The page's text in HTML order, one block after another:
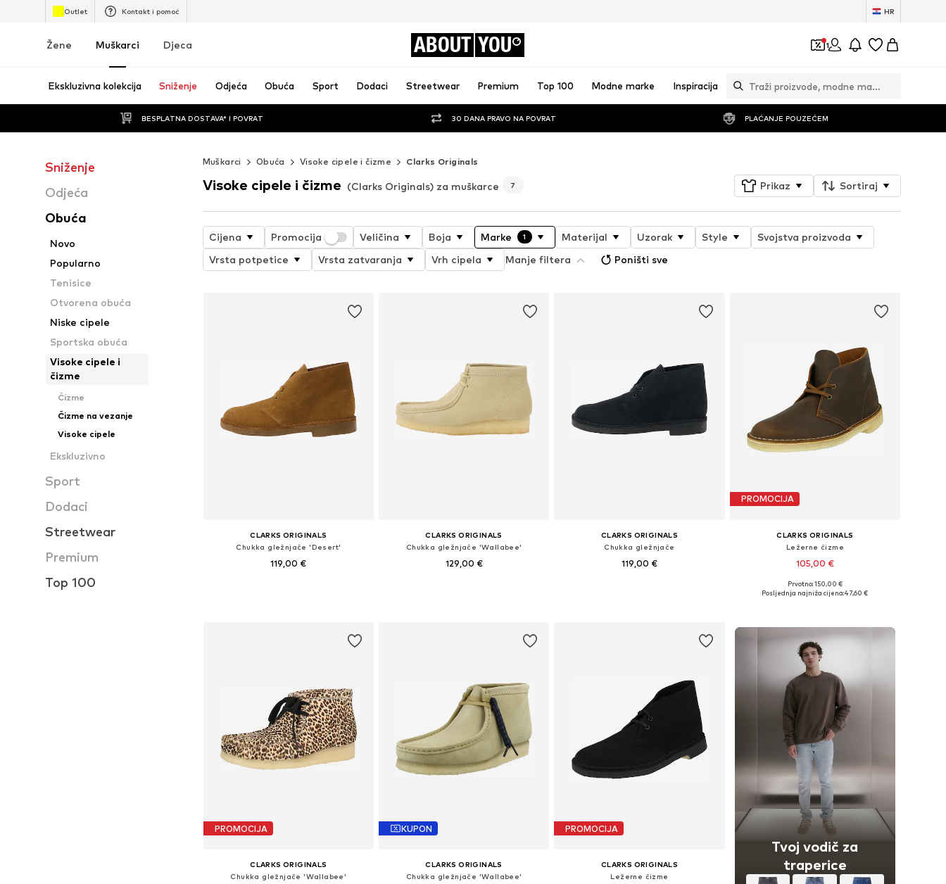
Outlet Kontakt i pomoć HR
Žene Muškarci Djeca ABOUT YOU 1
Ekskluzivna kolekcija Sniženje Odjeća Obuća Sport Dodaci Streetwear Premium Top 100 Modne marke Inspiracija
BESPLATNA DOSTAVA* I POVRAT 30 DANA PRAVO NA POVRAT PLAĆANJE POUZEĆEM
Sniženje
Odjeća
Obuća
Novo
Popularno
Tenisice
Otvorena obuća
Niske cipele
Sportska obuća
Visoke cipele i
čizme
Čizme
Čizme na vezanje
Visoke cipele
Ekskluzivno
Sport
Dodaci
Streetwear
Premium
Top 100
Muškarci Obuća Visoke cipele i čizme Clarks Originals
Visoke cipele i čizme (Clarks Originals) za muškarce 7 Prikaz Sortiraj
Cijena Promocija Veličina Boja Marke 1 Materijal Uzorak Style
Svojstva proizvoda
Vrsta potpetice
Vrsta zatvaranja Vrh cipela Manje filtera Poništi sve
CLARKS ORIGINALS
Chukka gležnjače 'Desert'
119,00 €
CLARKS ORIGINALS
Chukka gležnjače 'Wallabee'
129,00 €
CLARKS ORIGINALS
Chukka gležnjače
119,00 €
PROMOCIJA
CLARKS ORIGINALS
Ležerne čizme
105,00 €
Dostupno u više veličina
Prvotno: 150,00 €
Posljednja najniža cijena:47,60 €
PROMOCIJA
CLARKS ORIGINALS
Chukka gležnjače 'Wallabee'
KUPON
CLARKS ORIGINALS
Chukka gležnjače 'Wallabee'
PROMOCIJA
CLARKS ORIGINALS
Ležerne čizme
Tvoj vodič za
traperice